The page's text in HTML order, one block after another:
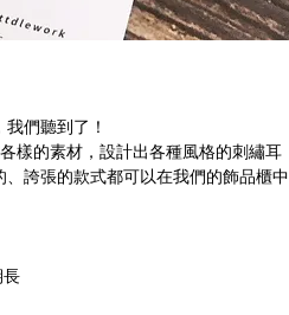
們聽到了！
樣的素材，設計出各種風格的刺繡耳
誇張的款式都可以在我們的飾品櫃中